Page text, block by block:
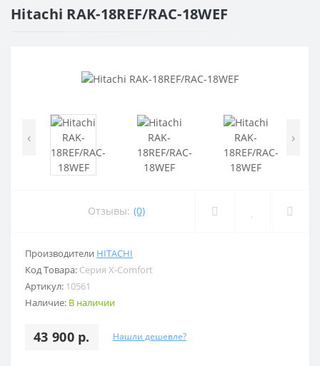
Hitachi RAK-18REF/RAC-18WEF
‹ ›
Отзывы: (0)
Производители HITACHI
Код Товара: Серия X-Comfort
Артикул: 10561
Наличие: В наличии
43 900 р. Нашли дешевле?